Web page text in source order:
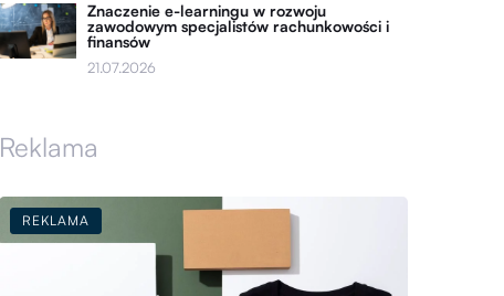
Znaczenie e-learningu w rozwoju
zawodowym specjalistów rachunkowości i
finansów
21.07.2026
Reklama
REKLAMA